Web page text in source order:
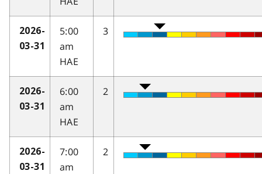
2026-
03-31
5:00
am
HAE
3
2026-
03-31
6:00
am
HAE
2
2026-
03-31
7:00
am
2